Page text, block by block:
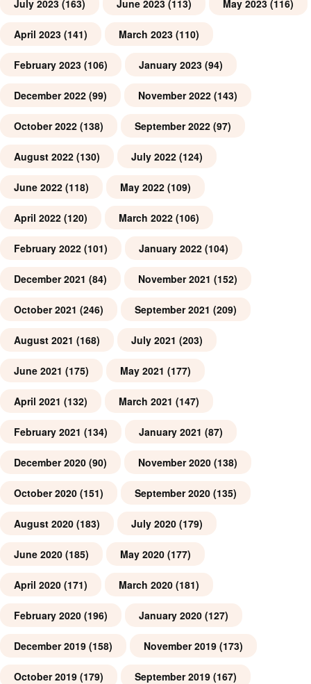
July 2023 (163) June 2023 (113) May 2023 (116)
April 2023 (141) March 2023 (110)
February 2023 (106) January 2023 (94)
December 2022 (99) November 2022 (143)
October 2022 (138) September 2022 (97)
August 2022 (130) July 2022 (124)
June 2022 (118) May 2022 (109)
April 2022 (120) March 2022 (106)
February 2022 (101) January 2022 (104)
December 2021 (84) November 2021 (152)
October 2021 (246) September 2021 (209)
August 2021 (168) July 2021 (203)
June 2021 (175) May 2021 (177)
April 2021 (132) March 2021 (147)
February 2021 (134) January 2021 (87)
December 2020 (90) November 2020 (138)
October 2020 (151) September 2020 (135)
August 2020 (183) July 2020 (179)
June 2020 (185) May 2020 (177)
April 2020 (171) March 2020 (181)
February 2020 (196) January 2020 (127)
December 2019 (158) November 2019 (173)
October 2019 (179) September 2019 (167)